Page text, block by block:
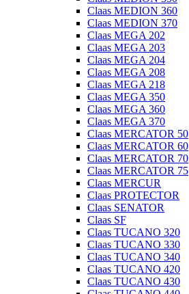
Claas MEDION 360
Claas MEDION 370
Claas MEGA 202
Claas MEGA 203
Claas MEGA 204
Claas MEGA 208
Claas MEGA 218
Claas MEGA 350
Claas MEGA 360
Claas MEGA 370
Claas MERCATOR 50
Claas MERCATOR 60
Claas MERCATOR 70
Claas MERCATOR 75
Claas MERCUR
Claas PROTECTOR
Claas SENATOR
Claas SF
Claas TUCANO 320
Claas TUCANO 330
Claas TUCANO 340
Claas TUCANO 420
Claas TUCANO 430